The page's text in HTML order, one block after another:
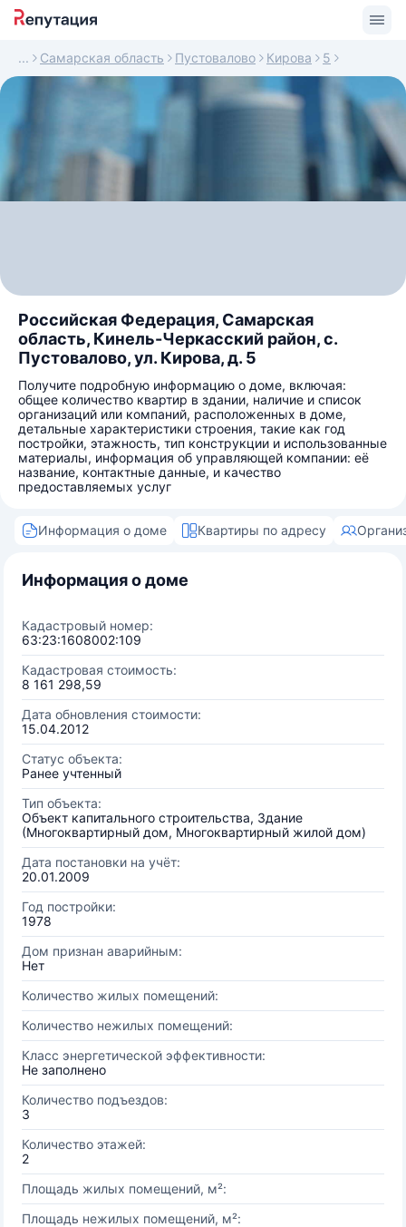
Самарская область Пустовалово Кирова 5
Российская Федерация, Самарская
область, Кинель-Черкасский район, с.
Пустовалово, ул. Кирова, д. 5
Получите подробную информацию о доме, включая:
общее количество квартир в здании, наличие и список
организаций или компаний, расположенных в доме,
детальные характеристики строения, такие как год
постройки, этажность, тип конструкции и использованные
материалы, информация об управляющей компании: её
название, контактные данные, и качество
предоставляемых услуг
Информация о доме Квартиры по адресу
Информация о доме
Кадастровый номер:
63:23:1608002:109
Кадастровая стоимость:
8 161 298,59
Дата обновления стоимости:
15.04.2012
Статус объекта:
Ранее учтенный
Тип объекта:
Объект капитального строительства, Здание
(Многоквартирный дом, Многоквартирный жилой дом)
Дата постановки на учёт:
20.01.2009
Год постройки:
1978
Дом признан аварийным:
Нет
Количество жилых помещений:
Количество нежилых помещений:
Класс энергетической эффективности:
Не заполнено
Количество подъездов:
3
Количество этажей:
2
Площадь жилых помещений, м²:
Площадь нежилых помещений, м²: